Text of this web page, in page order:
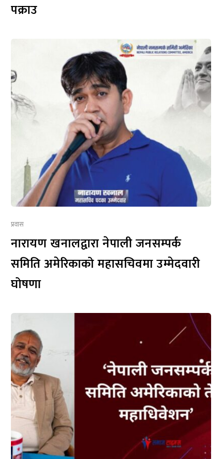
पक्राउ
प्रवास
नारायण खनालद्वारा नेपाली जनसम्पर्क
समिति अमेरिकाको महासचिवमा उम्मेदवारी
घोषणा